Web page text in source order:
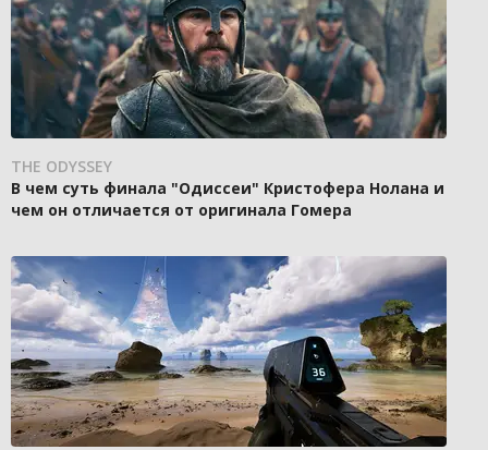
THE ODYSSEY
В чем суть финала "Одиссеи" Кристофера Нолана и
чем он отличается от оригинала Гомера